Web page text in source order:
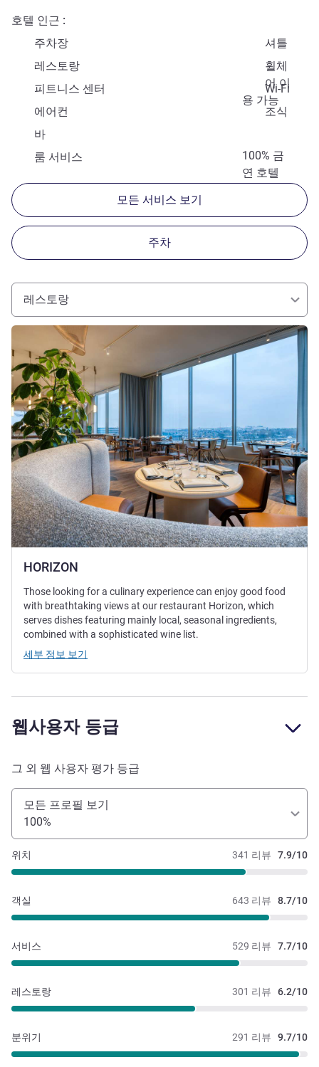
호텔 인근
주차장
셔틀
레스토랑
휠체
어 이
용 가능
피트니스 센터
Wi-Fi
에어컨
조식
바
100% 금
연 호텔
룸 서비스
모든 서비스 보기
주차
레스토랑
HORIZON
세부 정보 보기
Those looking for a culinary experience can enjoy good food
with breathtaking views at our restaurant Horizon, which
serves dishes featuring mainly local, seasonal ingredients,
combined with a sophisticated wine list.
세부 정보 보기
웹사용자 등급
그 외 웹 사용자 평가 등급
모든 프로필 보기
100%
341 리뷰 7.9/10
위치
643 리뷰 8.7/10
객실
529 리뷰 7.7/10
서비스
301 리뷰 6.2/10
레스토랑
291 리뷰 9.7/10
분위기